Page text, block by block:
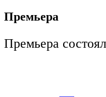
Премьера
Премьера